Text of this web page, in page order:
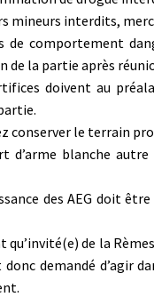
mineurs interdits,
de comportement
de la partie après
doivent au
conserver le terrain
d’arme blanche
des AEG doit
qu’invité(e) de la
donc demandé d’agir